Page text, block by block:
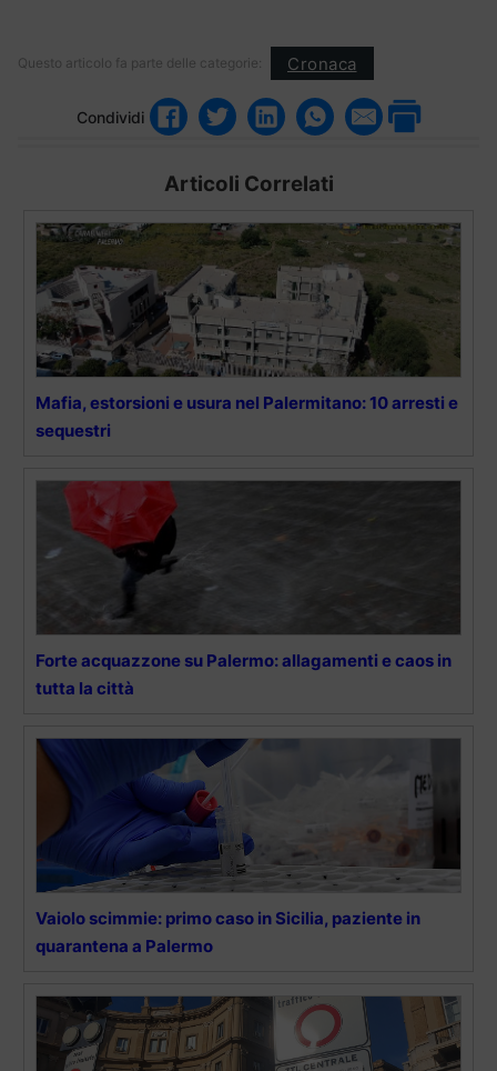
Questo articolo fa parte delle categorie: Cronaca
Condividi
Articoli Correlati
Mafia, estorsioni e usura nel Palermitano: 10 arresti e
sequestri
Forte acquazzone su Palermo: allagamenti e caos in
tutta la città
Vaiolo scimmie: primo caso in Sicilia, paziente in
quarantena a Palermo